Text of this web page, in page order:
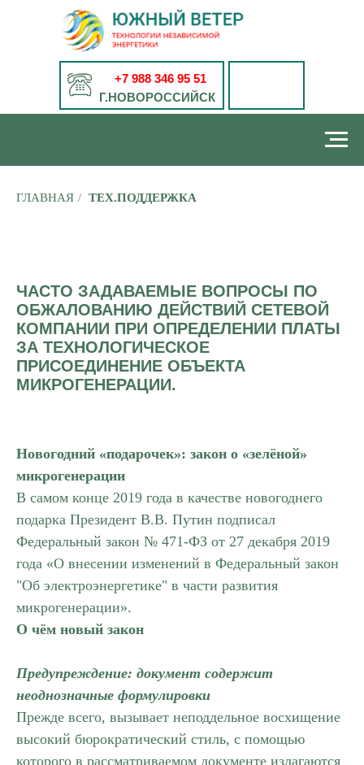
+7 988 346 95 51
Г.НОВОРОССИЙСК
ГЛАВНАЯ / ТЕХ.ПОДДЕРЖКА
ЧАСТО ЗАДАВАЕМЫЕ ВОПРОСЫ ПО
ОБЖАЛОВАНИЮ ДЕЙСТВИЙ СЕТЕВОЙ
КОМПАНИИ ПРИ ОПРЕДЕЛЕНИИ ПЛАТЫ
ЗА ТЕХНОЛОГИЧЕСКОЕ
ПРИСОЕДИНЕНИЕ ОБЪЕКТА
МИКРОГЕНЕРАЦИИ.
Новогодний «подарочек»: закон о «зелёной»
микрогенерации
В самом конце 2019 года в качестве новогоднего
подарка Президент В.В. Путин подписал
Федеральный закон № 471-ФЗ от 27 декабря 2019
года «О внесении изменений в Федеральный закон
"Об электроэнергетике" в части развития
микрогенерации».
О чём новый закон
Предупреждение: документ содержит
неоднозначные формулировки
Прежде всего, вызывает неподдельное восхищение
высокий бюрократический стиль, с помощью
которого в рассматриваемом документе излагаются